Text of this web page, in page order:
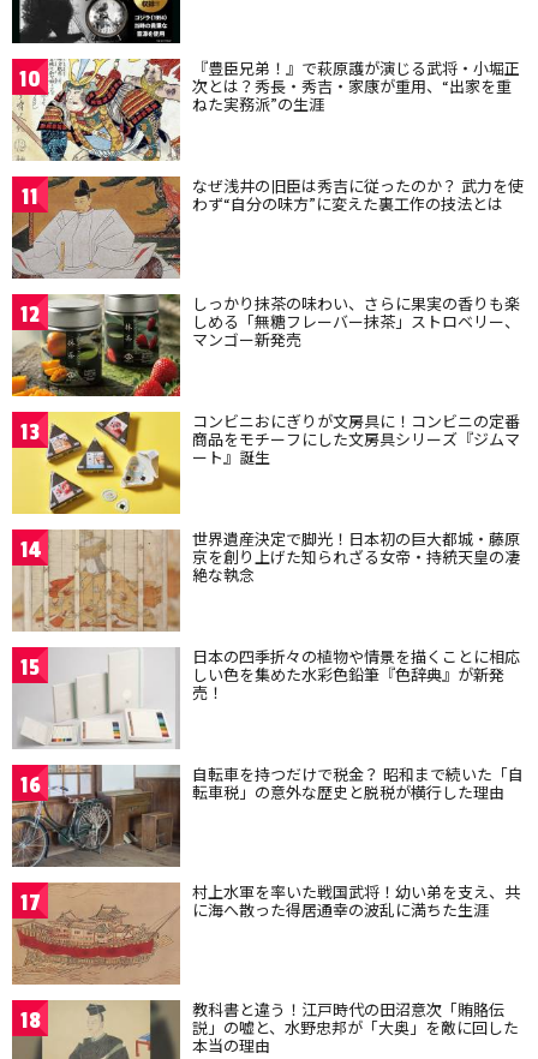
10 『豊臣兄弟！』で萩原護が演じる武将・小堀正
次とは？秀長・秀吉・家康が重用、“出家を重
ねた実務派”の生涯
11 なぜ浅井の旧臣は秀吉に従ったのか？ 武力を使
わず“自分の味方”に変えた裏工作の技法とは
12 しっかり抹茶の味わい、さらに果実の香りも楽
しめる「無糖フレーバー抹茶」ストロベリー、
マンゴー新発売
13 コンビニおにぎりが文房具に！コンビニの定番
商品をモチーフにした文房具シリーズ『ジムマ
ート』誕生
14 世界遺産決定で脚光！日本初の巨大都城・藤原
京を創り上げた知られざる女帝・持統天皇の凄
絶な執念
15 日本の四季折々の植物や情景を描くことに相応
しい色を集めた水彩色鉛筆『色辞典』が新発
売！
16 自転車を持つだけで税金？ 昭和まで続いた「自
転車税」の意外な歴史と脱税が横行した理由
17 村上水軍を率いた戦国武将！幼い弟を支え、共
に海へ散った得居通幸の波乱に満ちた生涯
18 教科書と違う！江戸時代の田沼意次「賄賂伝
説」の嘘と、水野忠邦が「大奥」を敵に回した
本当の理由